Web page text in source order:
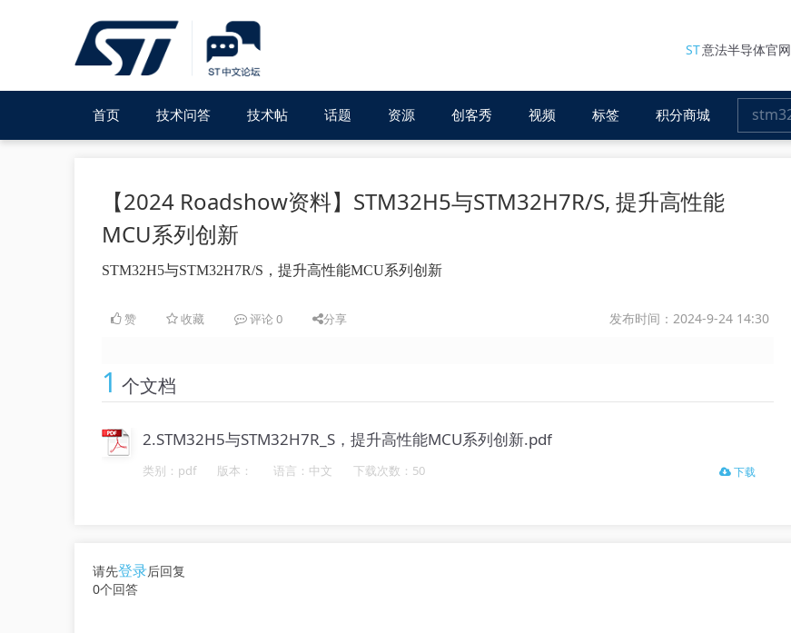
ST意法半导体官网
首页 技术问答 技术帖 话题 资源 创客秀 视频 标签 积分商城
【2024 Roadshow资料】STM32H5与STM32H7R/S, 提升高性能
MCU系列创新
STM32H5与STM32H7R/S，提升高性能MCU系列创新
赞 收藏 评论 0 分享 发布时间：2024-9-24 14:30
1 个文档
2.STM32H5与STM32H7R_S，提升高性能MCU系列创新.pdf
类别：pdf 版本： 语言：中文 下载次数：50 下载
请先登录后回复
0个回答